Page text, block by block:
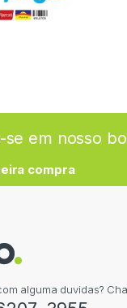
se em nosso
compra
alguma duvidas?